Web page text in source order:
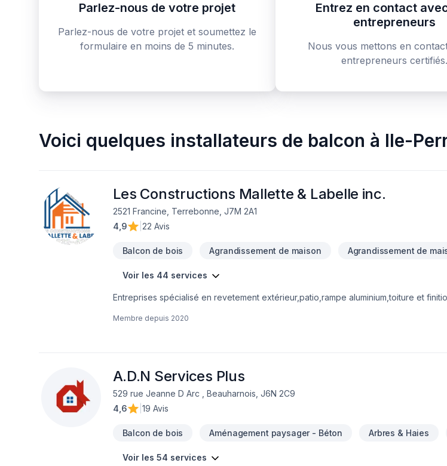
Parlez-nous de votre projet
Parlez-nous de votre projet et soumettez le
formulaire en moins de 5 minutes.
Entrez en contact
entrepreneurs
Nous vous mettons en
entrepreneurs certifiés.
Voici quelques installateurs de balcon à Ile-
Les Constructions Mallette & Labelle inc.
2521 Francine, Terrebonne, J7M 2A1
4,9
22 Avis
Balcon de bois Agrandissement de maison Agrandissement de
Voir les 44 services
Entreprises spécialisé en revetement extérieur,patio,rampe aluminium,toiture et
Membre depuis 2020
A.D.N Services Plus
529 rue Jeanne D Arc , Beauharnois, J6N 2C9
4,6
19 Avis
Balcon de bois Aménagement paysager - Béton Arbres & Haies
Voir les 54 services